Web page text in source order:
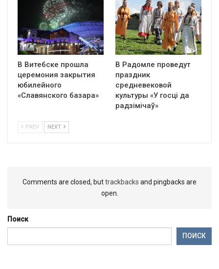
В Витебске прошла
церемония закрытия
юбилейного
«Славянского базара»
В Радомле проведут
праздник
средневековой
культуры «У госці да
радзімічаў»
PREV NEXT
Comments are closed, buttrackbacks and pingbacks are
open.
Поиск
ПОИСК